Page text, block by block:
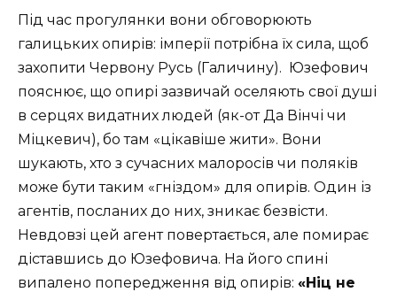
Під час прогулянки вони обговорюють
галицьких опирів: імперії потрібна їх сила, щоб
захопити Червону Русь (Галичину). Юзефович
пояснює, що опирі зазвичай оселяють свої душі
в серцях видатних людей (як-от Да Вінчі чи
Міцкевич), бо там «цікавіше жити». Вони
шукають, хто з сучасних малоросів чи поляків
може бути таким «гніздом» для опирів. Один із
агентів, посланих до них, зникає безвісти.
Невдовзі цей агент повертається, але помирає
діставшись до Юзефовича. На його спині
випалено попередження від опирів: «Ніц не